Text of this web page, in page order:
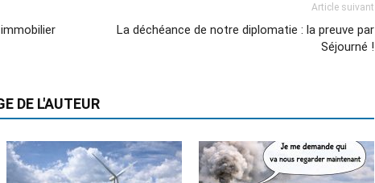
Article suivant
La déchéance de notre diplomatie : la preuve par
Séjourné !
DE L'AUTEUR